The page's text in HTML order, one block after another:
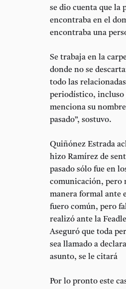
se dio cuenta que la
encontraba en el
encontraba una
Se trabaja en la
donde no se
todo las
periodístico, incluso
menciona su
pasado”, sostuvo.
Quiñónez Estrada
hizo Ramírez de
pasado sólo fue en
comunicación, pero
manera formal ante
fuero común, pero
realizó ante la
Aseguró que toda
sea llamado a
asunto, se le citará
Por lo pronto este